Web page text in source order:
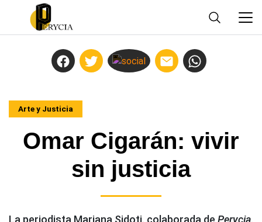
Arte y Justicia
Omar Cigarán: vivir
sin justicia